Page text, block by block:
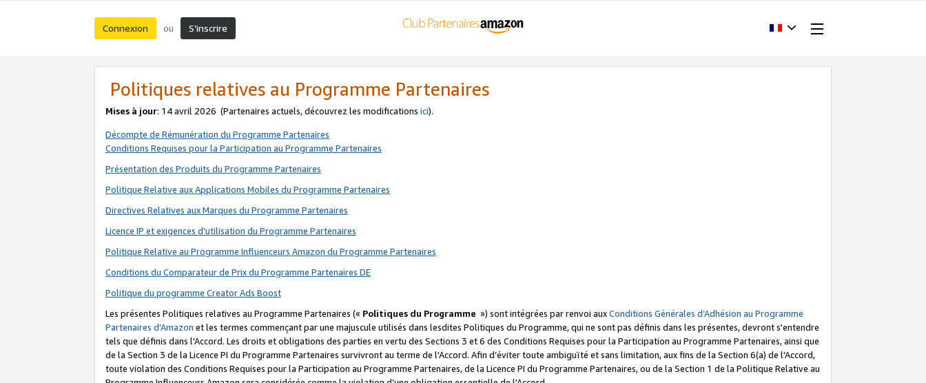
Connexion ou S’inscrire
Politiques relatives au Programme Partenaires
Mises à jour: 14 avril 2026 (Partenaires actuels, découvrez les modifications ici).
Décompte de Rémunération du Programme Partenaires
Conditions Requises pour la Participation au Programme Partenaires
Présentation des Produits du Programme Partenaires
Politique Relative aux Applications Mobiles du Programme Partenaires
Directives Relatives aux Marques du Programme Partenaires
Licence IP et exigences d'utilisation du Programme Partenaires
Politique Relative au Programme Influenceurs Amazon du Programme Partenaires
Conditions du Comparateur de Prix du Programme Partenaires DE
Politique du programme Creator Ads Boost
Les présentes Politiques relatives au Programme Partenaires (« Politiques du Programme ») sont intégrées par renvoi auxConditions Générales d’Adhésion au Programme
Partenaires d'Amazon et les termes commençant par une majuscule utilisés dans lesdites Politiques du Programme, qui ne sont pas définis dans les présentes, devront s'entendre
tels que définis dans l'Accord. Les droits et obligations des parties en vertu des Sections 3 et 6 des Conditions Requises pour la Participation au Programme Partenaires, ainsi que
de la Section 3 de la Licence PI du Programme Partenaires survivront au terme de l'Accord. Afin d’éviter toute ambiguïté et sans limitation, aux fins de la Section 6(a) de l'Accord,
toute violation des Conditions Requises pour la Participation au Programme Partenaires, de la Licence PI du Programme Partenaires, ou de la Section 1 de la Politique Relative au